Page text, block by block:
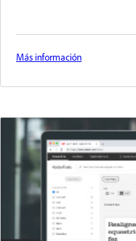
Más información